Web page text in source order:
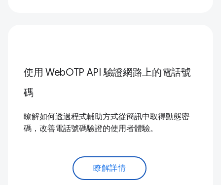
使用 WebOTP API 驗證網路上的電話號
碼
瞭解如何透過程式輔助方式從簡訊中取得動態密
碼，改善電話號碼驗證的使用者體驗。
瞭解詳情